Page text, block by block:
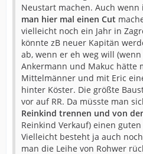
Neustart machen. Auch wenn
man hier mal einen Cut
vielleicht noch ein Jahr in
könnte zB neuer Kapitän
ab, wenn er eh weg will
Ankermann und Makuc hätte
Mittelmänner und mit Eric
hinter Köster. Die größte
vor auf RR. Da müsste man
Reinkind trennen und von
Reinkind Verkauf) einen
Vielleicht besteht ja auch
man die Leihe von Rohwer